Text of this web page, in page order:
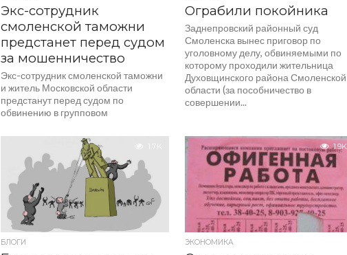
Экс-сотрудник
смоленской таможни
предстанет перед судом
за мошенничество
Экс-сотрудник смоленской таможни
и житель Московской области
предстанут перед судом по
обвинению в групповом
предварительному сговору с
использованием служебного
положения....
Ограбили покойника
Заднепровский районный суд
Смоленска вынес приговор по
уголовному делу, обвиняемыми по
которому проходили жительница
Духовщинского района Смоленской
области (за пособничество в
совершении...
1.7K
БЛОГИ
1.9K
ЭКОНОМИКА